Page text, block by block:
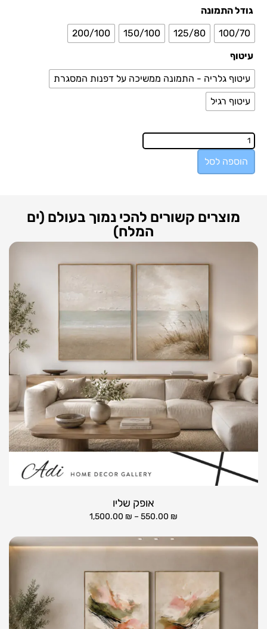
גודל התמונה
100/70
125/80
150/100
200/100
עיטוף
עיטוף גלריה - התמונה ממשיכה על דפנות המסגרת
עיטוף רגיל
הוספה לסל
מוצרים קשורים להכי נמוך בעולם (ים
המלח)
אופק שליו
550.00 ₪
–
1,500.00 ₪